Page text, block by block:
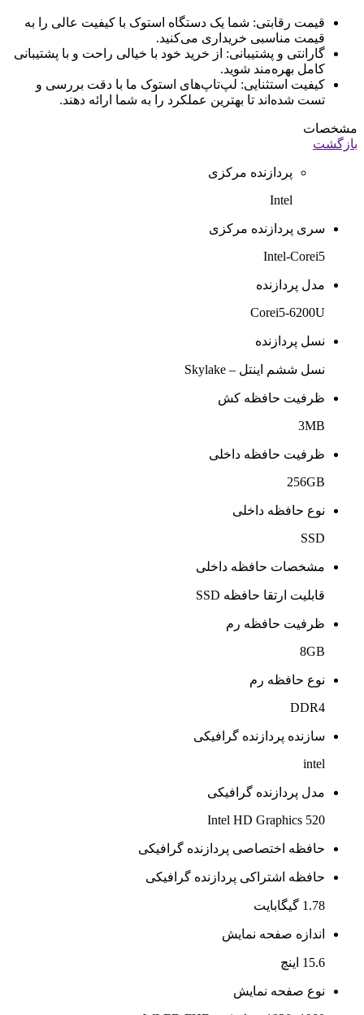
قیمت رقابتی: شما یک دستگاه استوک با کیفیت عالی را به
قیمت مناسبی خریداری می‌کنید.
گارانتی و پشتیبانی: از خرید خود با خیالی راحت و با پشتیبانی
کامل بهره‌مند شوید.
کیفیت استثنایی: لپ‌تاپ‌های استوک ما با دقت بررسی و
تست شده‌اند تا بهترین عملکرد را به شما ارائه دهند.
مشخصات
بازگشت
پردازنده مرکزی
Intel
سری پردازنده مرکزی
Intel-Corei5
مدل پردازنده
Corei5-6200U
نسل پردازنده
نسل ششم اینتل – Skylake
ظرفیت حافظه کش
3MB
ظرفیت حافظه داخلی
256GB
نوع حافظه داخلی
SSD
مشخصات حافظه داخلی
قابلیت ارتقا حافظه SSD
ظرفیت حافظه رم
8GB
نوع حافظه رم
DDR4
سازنده پردازنده گرافیکی
intel
مدل پردازنده گرافیکی
Intel HD Graphics 520
حافظه اختصاصی پردازنده گرافیکی
حافظه اشتراکی پردازنده گرافیکی
1.78 گیگابایت
اندازه صفحه نمایش
15.6 اینچ
نوع صفحه نمایش